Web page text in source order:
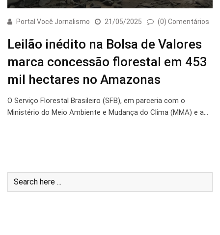
Portal Você Jornalismo 21/05/2025 (0) Comentários
Leilão inédito na Bolsa de Valores
marca concessão florestal em 453
mil hectares no Amazonas
O Serviço Florestal Brasileiro (SFB), em parceria com o
Ministério do Meio Ambiente e Mudança do Clima (MMA) e a…